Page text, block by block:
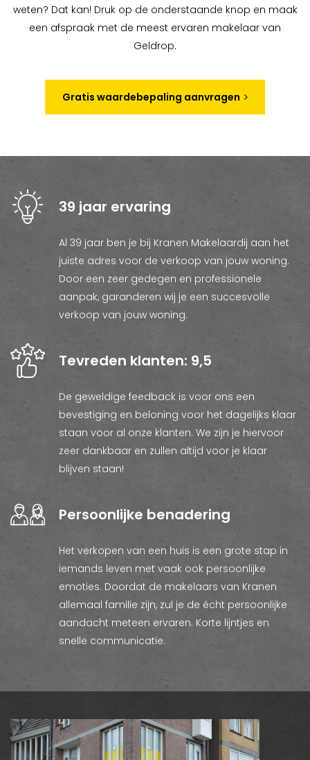
weten? Dat kan! Druk op de onderstaande knop en maak
een afspraak met de meest ervaren makelaar van
Geldrop.
Gratis waardebepaling aanvragen
39 jaar ervaring
Al 39 jaar ben je bij Kranen Makelaardij aan het
juiste adres voor de verkoop van jouw woning.
Door een zeer gedegen en professionele
aanpak, garanderen wij je een succesvolle
verkoop van jouw woning.
Tevreden klanten: 9,5
De geweldige feedback is voor ons een
bevestiging en beloning voor het dagelijks klaar
staan voor al onze klanten. We zijn je hiervoor
zeer dankbaar en zullen altijd voor je klaar
blijven staan!
Persoonlijke benadering
Het verkopen van een huis is een grote stap in
iemands leven met vaak ook persoonlijke
emoties. Doordat de makelaars van Kranen
allemaal familie zijn, zul je de écht persoonlijke
aandacht meteen ervaren. Korte lijntjes en
snelle communicatie.